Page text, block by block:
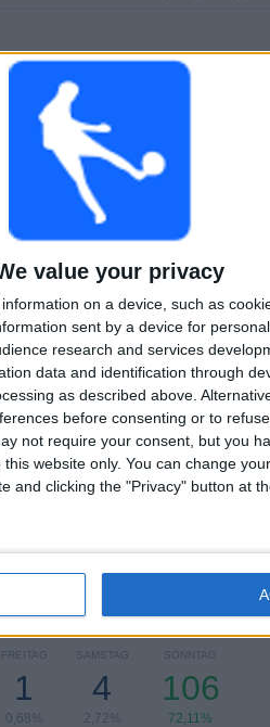
value your privacy
on a device, such as
sent by a device for
research and services
data and identification through
as described above.
before consenting or to refuse
not require your consent, but you
website only. You can change
and clicking the "Privacy" button at
TAGE
SPIELE
25
TV-SPIELE
MAXIMAL
12
VS Los Angeles
FC
GESAMT
2
BEWERBE
BEWERBEN
6 (4,08%)
Ranking anzeigen
FREITAG
1
0,68%
SAMSTAG
4
2,72%
SONNTAG
106
72,11%